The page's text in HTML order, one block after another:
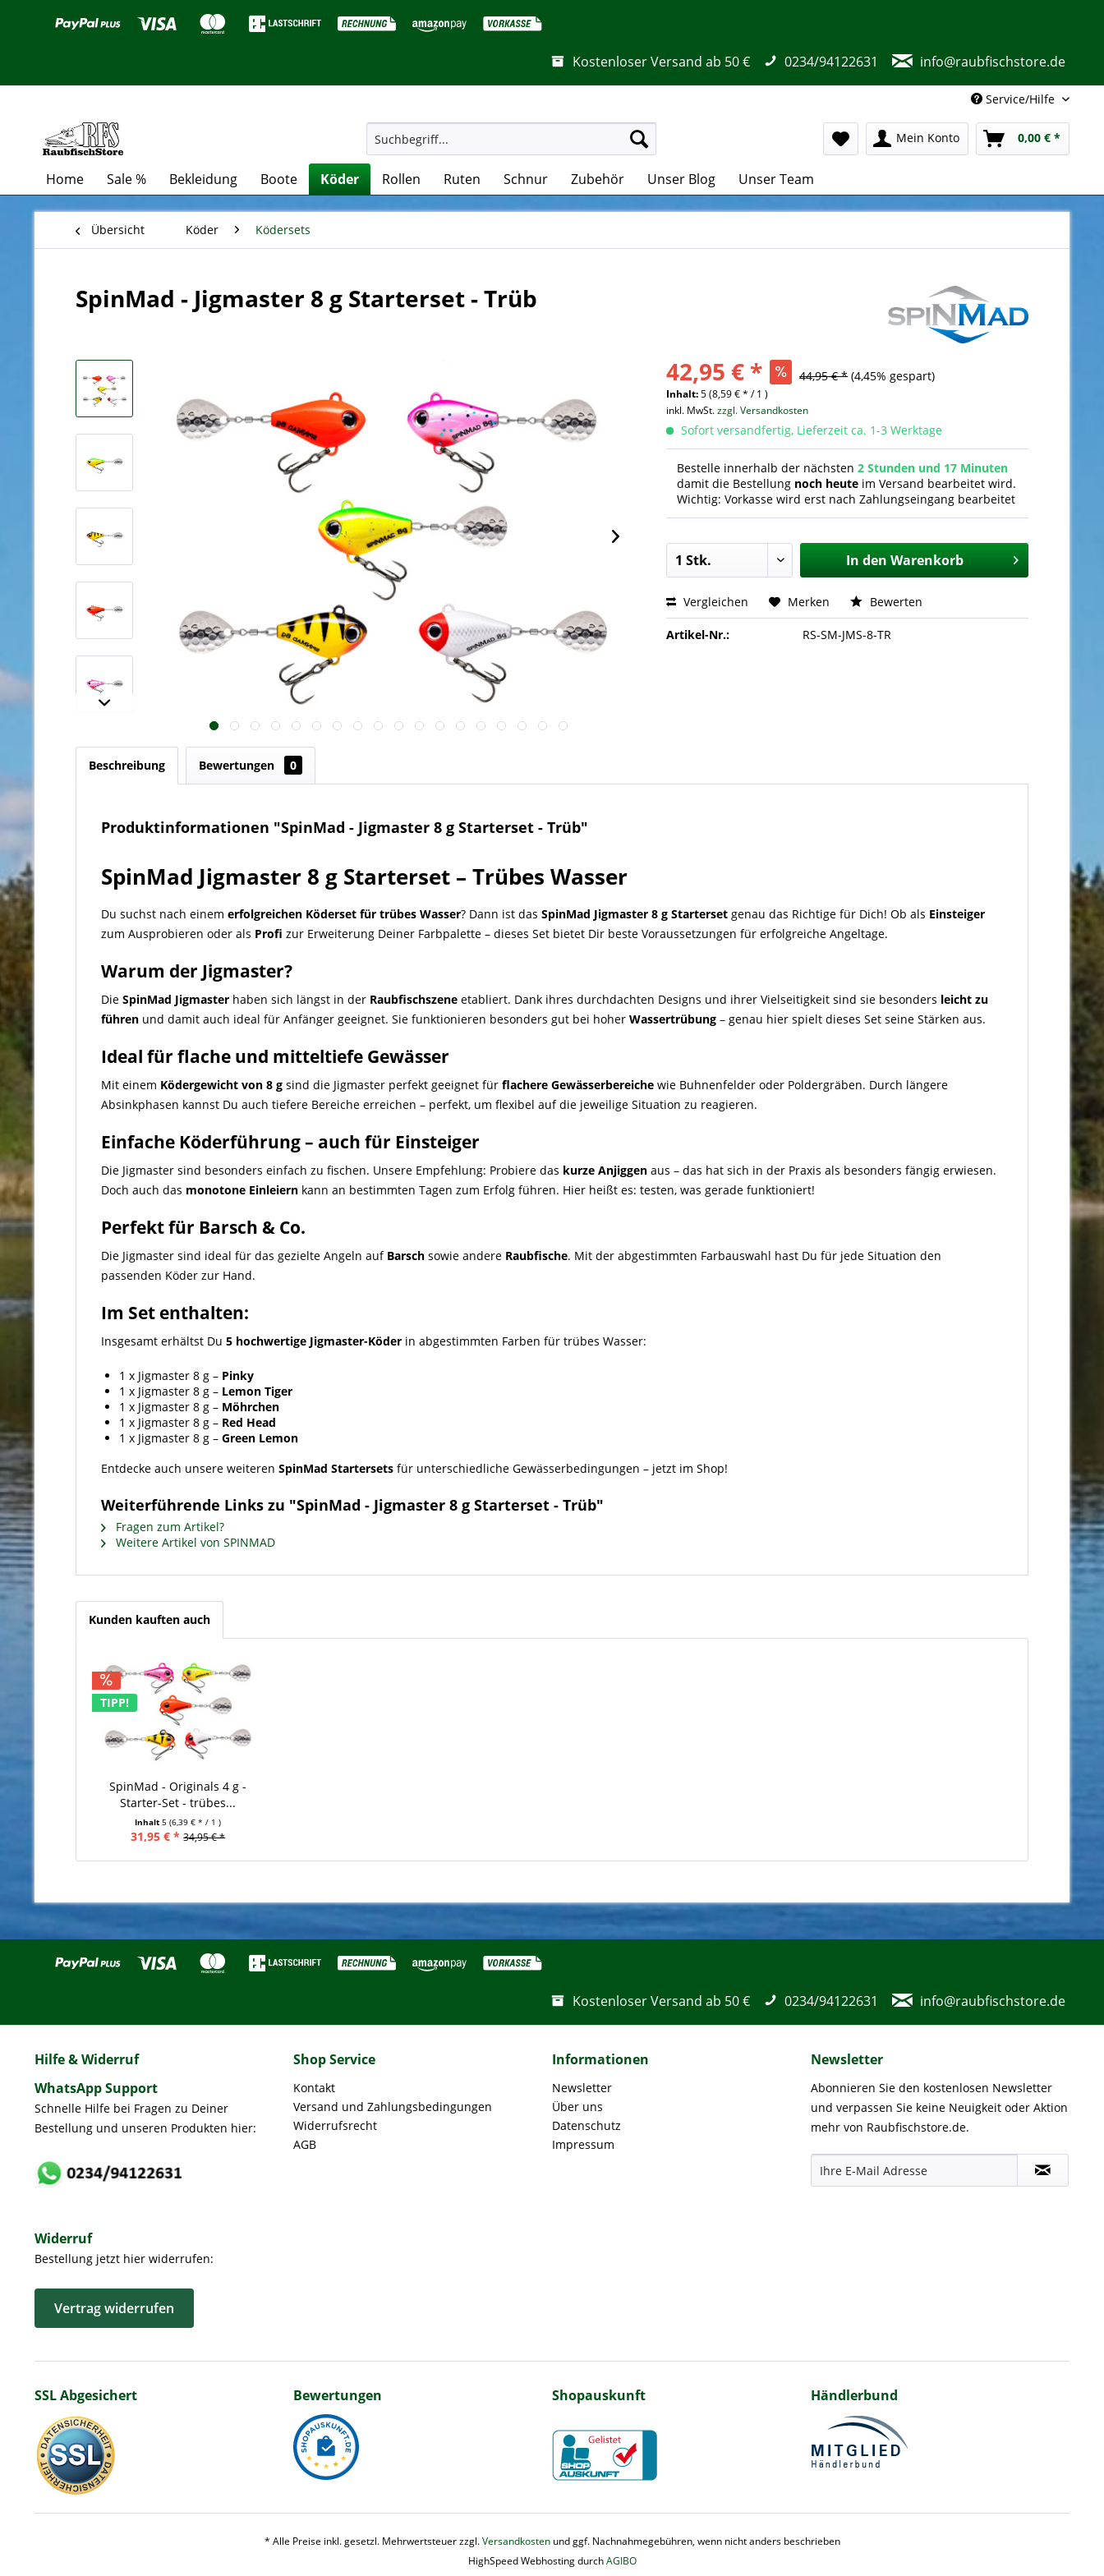
Kostenloser Versand ab 50 € 0234/94122631 info@raubfischstore.de
Service/Hilfe
Mein Konto 0,00 € *
Home Sale % Bekleidung Boote Köder Rollen Ruten Schnur Zubehör Unser Blog Unser Team
Übersicht Köder Ködersets
SpinMad - Jigmaster 8 g Starterset - Trüb
42,95 € * 44,95 € * (4,45% gespart)
Inhalt:5 (8,59 € * / 1 )
inkl. MwSt.zzgl. Versandkosten
Sofort versandfertig, Lieferzeit ca. 1-3 Werktage
Bestelle innerhalb der nächsten2 Stunden und 17 Minuten
damit die Bestellung noch heute im Versand bearbeitet wird.
Wichtig: Vorkasse wird erst nach Zahlungseingang bearbeitet
In den Warenkorb
Vergleichen Merken Bewerten
Artikel-Nr.: RS-SM-JMS-8-TR
Beschreibung Bewertungen 0
Produktinformationen "SpinMad - Jigmaster 8 g Starterset - Trüb"
SpinMad Jigmaster 8 g Starterset – Trübes Wasser
Du suchst nach einem erfolgreichen Köderset für trübes Wasser? Dann ist das SpinMad Jigmaster 8 g Starterset genau das Richtige für Dich! Ob als Einsteiger
zum Ausprobieren oder als Profi zur Erweiterung Deiner Farbpalette – dieses Set bietet Dir beste Voraussetzungen für erfolgreiche Angeltage.
Warum der Jigmaster?
Die SpinMad Jigmaster haben sich längst in der Raubfischszene etabliert. Dank ihres durchdachten Designs und ihrer Vielseitigkeit sind sie besonders leicht zu
führen und damit auch ideal für Anfänger geeignet. Sie funktionieren besonders gut bei hoher Wassertrübung – genau hier spielt dieses Set seine Stärken aus.
Ideal für flache und mitteltiefe Gewässer
Mit einem Ködergewicht von 8 g sind die Jigmaster perfekt geeignet für flachere Gewässerbereiche wie Buhnenfelder oder Poldergräben. Durch längere
Absinkphasen kannst Du auch tiefere Bereiche erreichen – perfekt, um flexibel auf die jeweilige Situation zu reagieren.
Einfache Köderführung – auch für Einsteiger
Die Jigmaster sind besonders einfach zu fischen. Unsere Empfehlung: Probiere das kurze Anjiggen aus – das hat sich in der Praxis als besonders fängig erwiesen.
Doch auch das monotone Einleiern kann an bestimmten Tagen zum Erfolg führen. Hier heißt es: testen, was gerade funktioniert!
Perfekt für Barsch & Co.
Die Jigmaster sind ideal für das gezielte Angeln auf Barsch sowie andere Raubfische. Mit der abgestimmten Farbauswahl hast Du für jede Situation den
passenden Köder zur Hand.
Im Set enthalten:
Insgesamt erhältst Du 5 hochwertige Jigmaster-Köder in abgestimmten Farben für trübes Wasser:
1 x Jigmaster 8 g – Pinky
1 x Jigmaster 8 g – Lemon Tiger
1 x Jigmaster 8 g – Möhrchen
1 x Jigmaster 8 g – Red Head
1 x Jigmaster 8 g – Green Lemon
Entdecke auch unsere weiteren SpinMad Startersets für unterschiedliche Gewässerbedingungen – jetzt im Shop!
Weiterführende Links zu "SpinMad - Jigmaster 8 g Starterset - Trüb"
Fragen zum Artikel?
Weitere Artikel von SPINMAD
Kunden kauften auch
TIPP!
SpinMad - Originals 4 g -
Starter-Set - trübes...
Inhalt5(6,39 € * / 1 )
31,95 € * 34,95 € *
Kostenloser Versand ab 50 € 0234/94122631 info@raubfischstore.de
Hilfe & Widerruf
WhatsApp Support
Schnelle Hilfe bei Fragen zu Deiner
Bestellung und unseren Produkten hier:
Widerruf
Bestellung jetzt hier widerrufen:
Vertrag widerrufen
Shop Service
Kontakt
Versand und Zahlungsbedingungen
Widerrufsrecht
AGB
Informationen
Newsletter
Über uns
Datenschutz
Impressum
Newsletter
Abonnieren Sie den kostenlosen Newsletter
und verpassen Sie keine Neuigkeit oder Aktion
mehr von Raubfischstore.de.
SSL Abgesichert Bewertungen Shopauskunft Händlerbund
* Alle Preise inkl. gesetzl. Mehrwertsteuer zzgl.Versandkostenund ggf. Nachnahmegebühren, wenn nicht anders beschrieben
HighSpeed Webhosting durchAGIBO